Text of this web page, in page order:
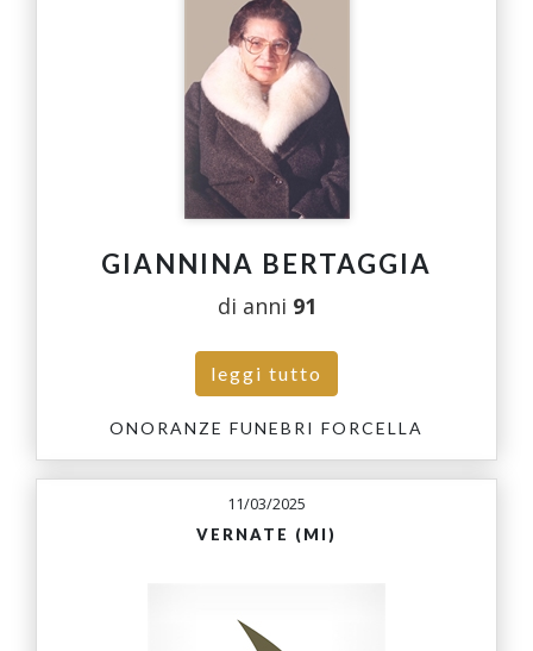
GIANNINA BERTAGGIA
di anni 91
leggi tutto
ONORANZE FUNEBRI FORCELLA
11/03/2025
VERNATE (MI)